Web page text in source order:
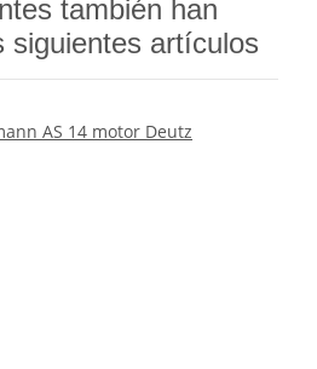
también han
siguientes artículos